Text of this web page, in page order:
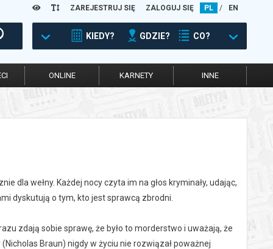
ZAREJESTRUJ SIĘ ZALOGUJ SIĘ PL / EN
KIEDY? GDZIE? CO?
ONLINE KARNETY INNE
dla wełny. Każdej nocy czyta im na głos kryminały, udając,
dyskutują o tym, kto jest sprawcą zbrodni.
zdają sobie sprawę, że było to morderstwo i uważają, że
Braun) nigdy w życiu nie rozwiązał poważnej